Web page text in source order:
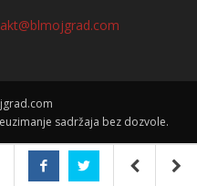
sadržaja bez dozvole.